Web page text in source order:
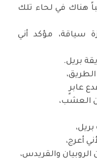
هناك في لحاء تلك
سياقة، مؤكد أني
بريل.
عابرٍ
العشب،
أعرج،
الروبيان والقريدس،